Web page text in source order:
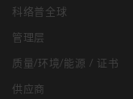
科络普全球
管理层
质量/环境/能源 / 证书
供应商